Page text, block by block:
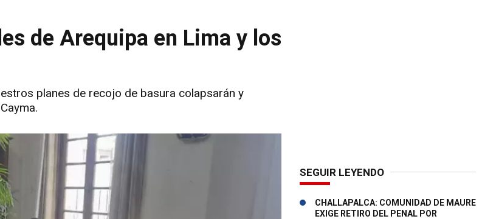
de Arequipa en Lima y los
planes de recojo de basura colapsarán y
SEGUIR LEYENDO
CHALLAPALCA: COMUNIDAD DE MAURE
EXIGE RETIRO DEL PENAL POR